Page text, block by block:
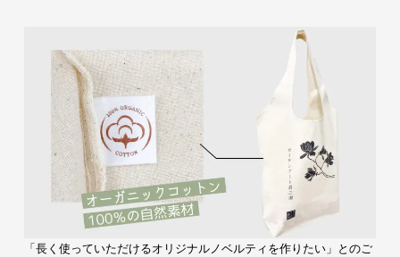
「長く使っていただけるオリジナルノベルティを作りたい」とのご